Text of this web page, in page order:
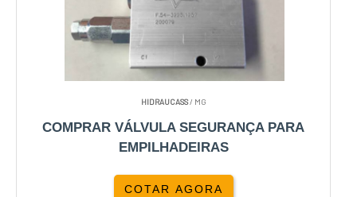
HIDRAUCASS/ MG
COMPRAR VÁLVULA SEGURANÇA PARA
EMPILHADEIRAS
COTAR AGORA